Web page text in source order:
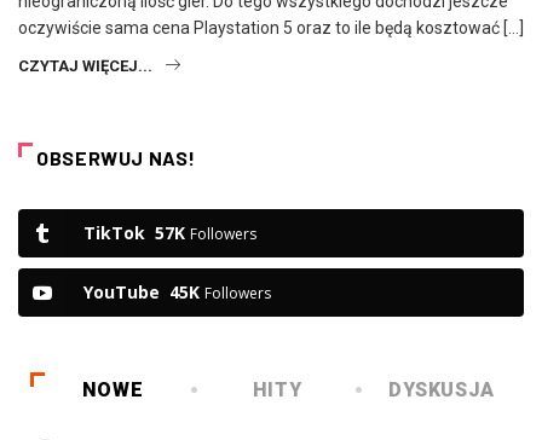
oczywiście sama cena Playstation 5 oraz to ile będą kosztować […]
CZYTAJ WIĘCEJ...
OBSERWUJ NAS!
TikTok 57K Followers
YouTube 45K Followers
NOWE HITY DYSKUSJA